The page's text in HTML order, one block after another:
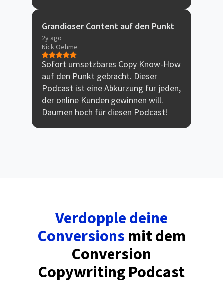
Grandioser Content auf den Punkt
2y ago
Nick Oehme
Sofort umsetzbares Copy Know-How
auf den Punkt gebracht. Dieser
Podcast ist eine Abkürzung für jeden,
der online Kunden gewinnen will.
Daumen hoch für diesen Podcast!
Verdopple deine
Conversions mit dem
Conversion
Copywriting Podcast